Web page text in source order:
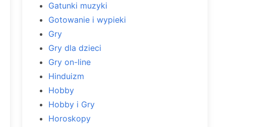
Gatunki muzyki
Gotowanie i wypieki
Gry
Gry dla dzieci
Gry on-line
Hinduizm
Hobby
Hobby i Gry
Horoskopy